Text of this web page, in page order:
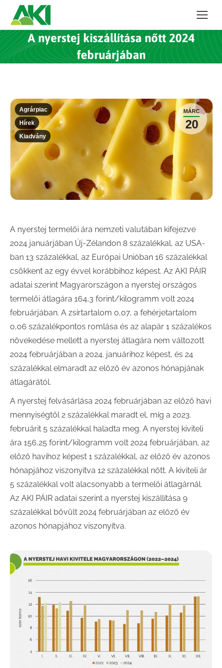
A nyerstej kiszállítása nőtt 2024
februárjában
MÁRC
20
Agrárpiac
Hírek
Kiadvány
A nyerstej termelői ára nemzeti valutában kifejezve
2024 januárjában Új-Zélandon 8 százalékkal, az USA-
ban 13 százalékkal, az Európai Unióban 16 százalékkal
csökkent az egy évvel korábbihoz képest. Az AKI PÁIR
adatai szerint Magyarországon a nyerstej országos
termelői átlagára 164,3 forint/kilogramm volt 2024
februárjában. A zsírtartalom 0,07, a fehérjetartalom
0,06 százalékpontos romlása és az alapár 1 százalékos
növekedése mellett a nyerstej átlagára nem változott
2024 februárjában a 2024. januárihoz képest, és 24
százalékkal elmaradt az előző év azonos hónapjának
átlagárától.
A nyerstej felvásárlása 2024 februárjában az előző havi
mennyiségtől 2 százalékkal maradt el, míg a 2023.
februárit 5 százalékkal haladta meg. A nyerstej kiviteli
ára 156,25 forint/kilogramm volt 2024 februárjában, az
előző havihoz képest 1 százalékkal, az előző év azonos
hónapjához viszonyítva 12 százalékkal nőtt. A kiviteli ár
5 százalékkal volt alacsonyabb a termelői átlagárnál.
Az AKI PÁIR adatai szerint a nyerstej kiszállítása 9
százalékkal bővült 2024 februárjában az előző év
azonos hónapjához viszonyítva.